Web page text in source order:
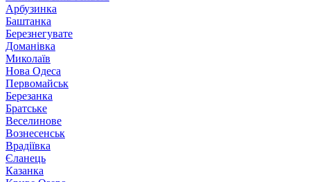
Арбузинка
Баштанка
Березнегувате
Доманівка
Миколаїв
Нова Одеса
Первомайськ
Березанка
Братське
Веселинове
Вознесенськ
Врадіївка
Єланець
Казанка